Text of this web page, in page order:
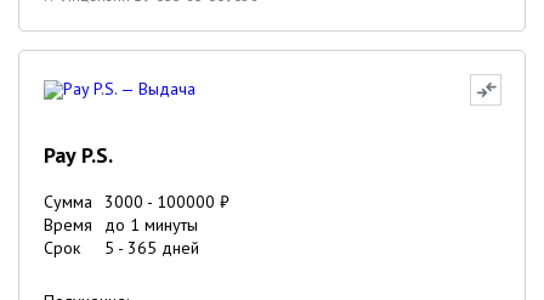
Pay P.S.
Сумма 3000 - 100000 ₽
Время
до 1 минуты
Срок
5 - 365 дней